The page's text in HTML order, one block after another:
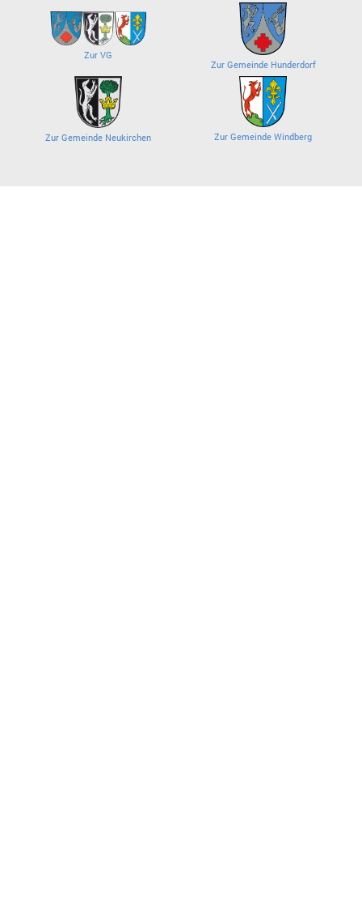
Zur VG
Zur Gemeinde Hunderdorf
Zur Gemeinde Neukirchen Zur Gemeinde Windberg